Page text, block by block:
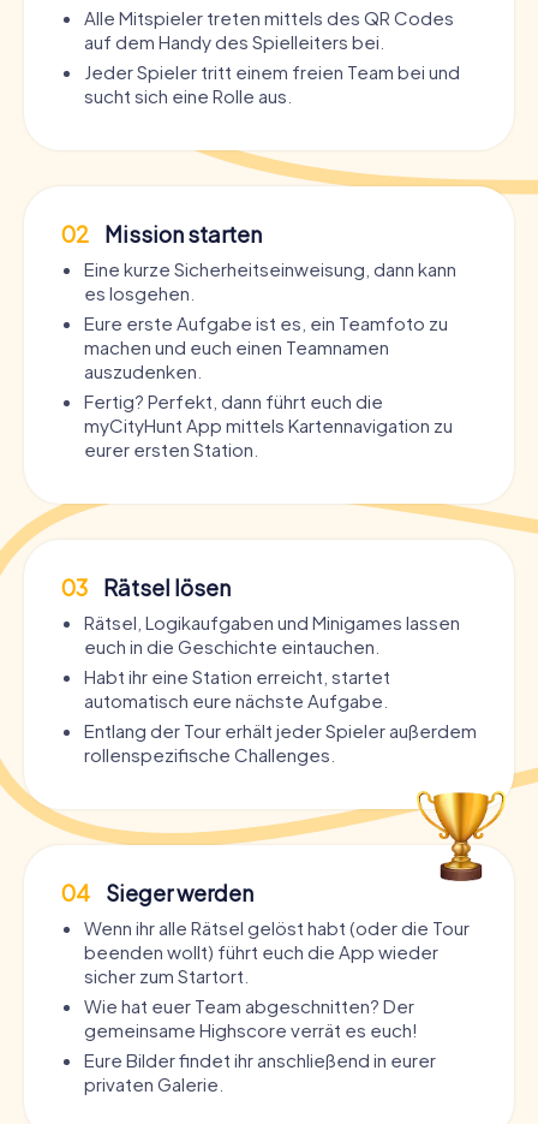
Alle Mitspieler treten mittels des QR Codes
auf dem Handy des Spielleiters bei.
Jeder Spieler tritt einem freien Team bei und
sucht sich eine Rolle aus.
02 Mission starten
Eine kurze Sicherheitseinweisung, dann kann
es losgehen.
Eure erste Aufgabe ist es, ein Teamfoto zu
machen und euch einen Teamnamen
auszudenken.
Fertig? Perfekt, dann führt euch die
myCityHunt App mittels Kartennavigation zu
eurer ersten Station.
03 Rätsel lösen
Rätsel, Logikaufgaben und Minigames lassen
euch in die Geschichte eintauchen.
Habt ihr eine Station erreicht, startet
automatisch eure nächste Aufgabe.
Entlang der Tour erhält jeder Spieler außerdem
rollenspezifische Challenges.
04 Sieger werden
Wenn ihr alle Rätsel gelöst habt (oder die Tour
beenden wollt) führt euch die App wieder
sicher zum Startort.
Wie hat euer Team abgeschnitten? Der
gemeinsame Highscore verrät es euch!
Eure Bilder findet ihr anschließend in eurer
privaten Galerie.